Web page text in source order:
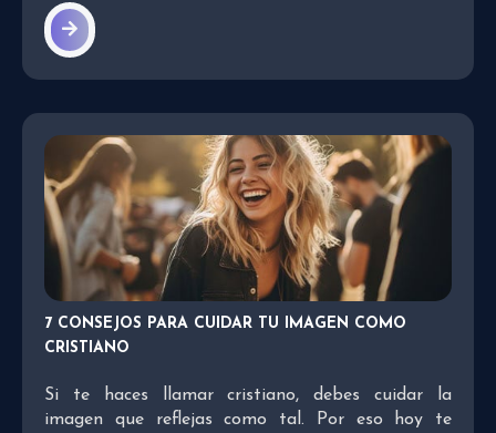
7 CONSEJOS PARA CUIDAR TU IMAGEN COMO
CRISTIANO
Si te haces llamar cristiano, debes cuidar la
imagen que reflejas como tal. Por eso hoy te